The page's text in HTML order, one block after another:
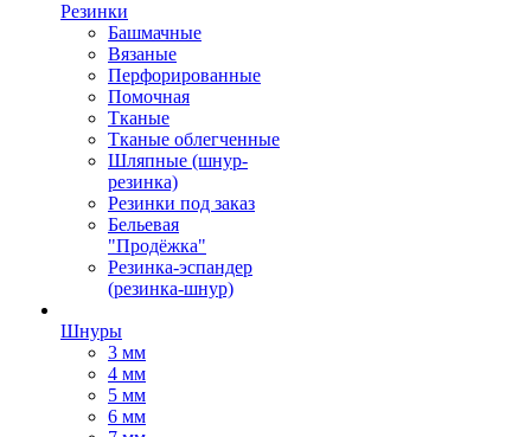
Резинки
Башмачные
Вязаные
Перфорированные
Помочная
Тканые
Тканые облегченные
Шляпные (шнур-
резинка)
Резинки под заказ
Бельевая
"Продёжка"
Резинка-эспандер
(резинка-шнур)
Шнуры
3 мм
4 мм
5 мм
6 мм